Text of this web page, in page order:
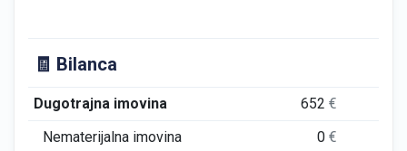
🧾 Bilanca
Dugotrajna imovina 652€
Nematerijalna imovina
0€